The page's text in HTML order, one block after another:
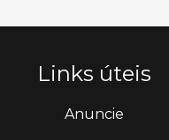
Links úteis
Anuncie